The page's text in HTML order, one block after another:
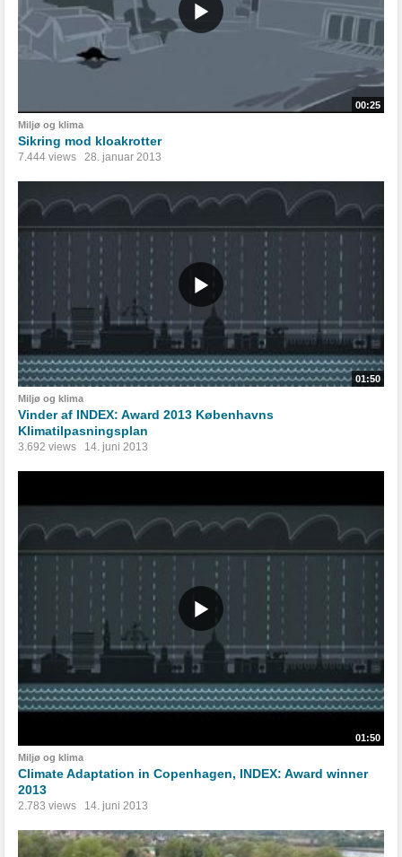
00:25
Miljø og klima
Sikring mod kloakrotter
7.444 views 28. januar 2013
01:50
Miljø og klima
Vinder af INDEX: Award 2013 Københavns
Klimatilpasningsplan
3.692 views 14. juni 2013
01:50
Miljø og klima
Climate Adaptation in Copenhagen, INDEX: Award winner
2013
2.783 views 14. juni 2013